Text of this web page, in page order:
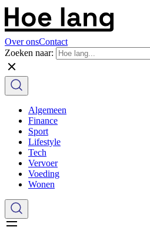
Over onsContact
Zoeken naar:
Algemeen
Finance
Sport
Lifestyle
Tech
Vervoer
Voeding
Wonen